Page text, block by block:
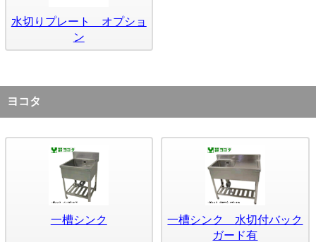
水切りプレート オプショ
ン
ヨコタ
一槽シンク
一槽シンク 水切付バック
ガード有